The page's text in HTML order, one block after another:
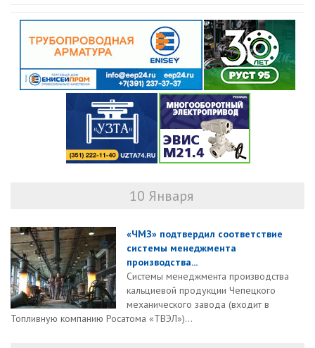
10 Января
«ЧМЗ» подтвердил соответствие
системы менеджмента
производства...
Системы менеджмента производства
кальциевой продукции Чепецкого
механического завода (входит в
Топливную компанию Росатома «ТВЭЛ»)...